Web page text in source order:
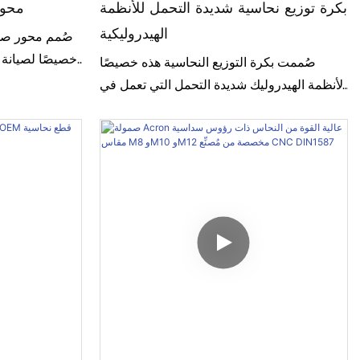
صُمم محور
خصيصًا لصيانة
ممتازًا في
طويلًا.
بكرة توزيع نحاسية شديدة التحمل للأنظمة
الهيدروليكية
صُممت بكرة التوزيع النحاسية هذه خصيصًا
لأنظمة الهيدروليك شديدة التحمل التي تعمل في
القوة من نوع Hpb59-1 تم اختياره بعناية فائقة.
تتميز بدقة أبعاد استثنائية، وأداء إحكام ممتاز،
الدقيق والتنظيف النهائي، تخضع كل خطوة من
خطوات الإنتاج لرقابة دقيقة لضمان أداء مستقر